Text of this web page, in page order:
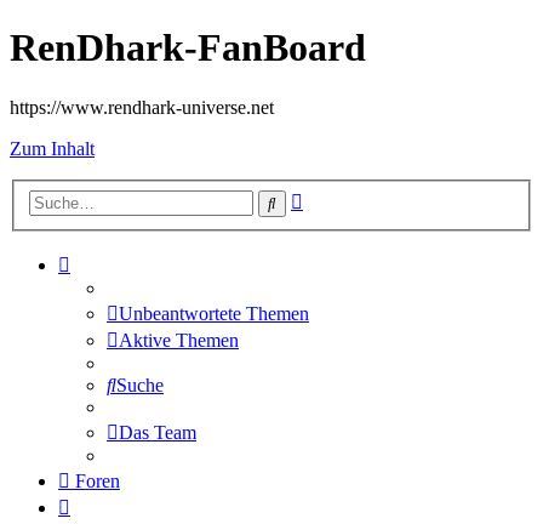
RenDhark-FanBoard
https://www.rendhark-universe.net
Zum Inhalt
Suche
Unbeantwortete Themen
Aktive Themen
Suche
Das Team
Foren